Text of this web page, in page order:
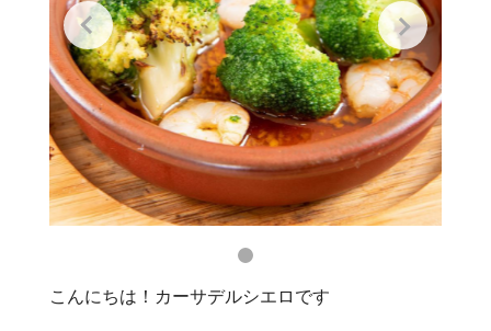
こんにちは！カーサデルシエロです